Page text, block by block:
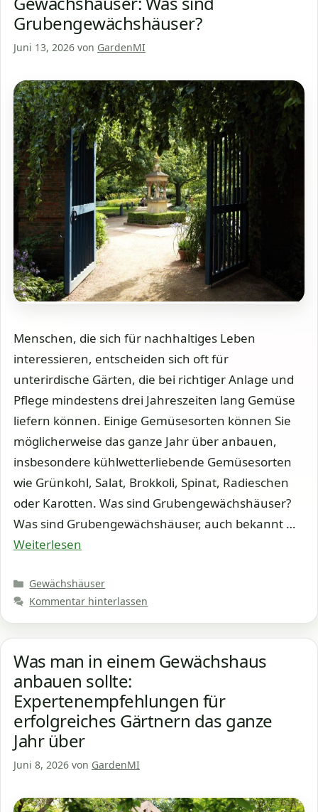
Grubengewächshäuser?
Juni 13, 2026 von GardenMI
Menschen, die sich für nachhaltiges Leben
interessieren, entscheiden sich oft für
unterirdische Gärten, die bei richtiger Anlage und
Pflege mindestens drei Jahreszeiten lang Gemüse
liefern können. Einige Gemüsesorten können Sie
möglicherweise das ganze Jahr über anbauen,
insbesondere kühlwetterliebende Gemüsesorten
wie Grünkohl, Salat, Brokkoli, Spinat, Radieschen
oder Karotten. Was sind Grubengewächshäuser?
Was sind Grubengewächshäuser, auch bekannt …
Weiterlesen
Kategorien
Gewächshäuser
Kommentar hinterlassen
Was man in einem Gewächshaus
anbauen sollte:
Expertenempfehlungen für
erfolgreiches Gärtnern das ganze
Jahr über
Juni 8, 2026 von GardenMI